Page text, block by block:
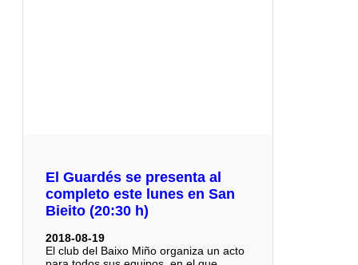
El Guardés se presenta al
completo este lunes en San
Bieito (20:30 h)
2018-08-19
El club del Baixo Miño organiza un acto